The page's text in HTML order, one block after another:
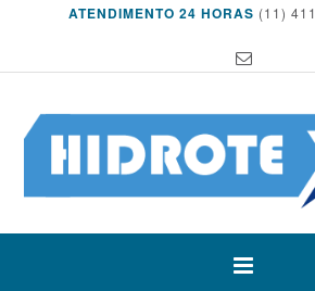
ATENDIMENTO 24 HORAS (11)